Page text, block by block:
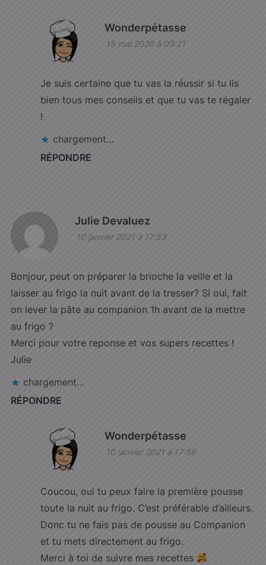
Wonderpétasse
15 mai 2020 à 09:21
Je suis certaine que tu vas la réussir si tu lis
bien tous mes conseils et que tu vas te régaler
!
chargement…
RÉPONDRE
Julie Devaluez
10 janvier 2021 à 17:53
Bonjour, peut on préparer la brioche la veille et la
laisser au frigo la nuit avant de la tresser? Si oui, fait
on lever la pâte au companion 1h avant de la mettre
au frigo ?
Merci pour votre reponse et vos supers recettes !
Julie
chargement…
RÉPONDRE
Wonderpétasse
10 janvier 2021 à 17:56
Coucou, oui tu peux faire la première pousse
toute la nuit au frigo. C’est préférable d’ailleurs.
Donc tu ne fais pas de pousse au Companion
et tu mets directement au frigo.
Merci à toi de suivre mes recettes